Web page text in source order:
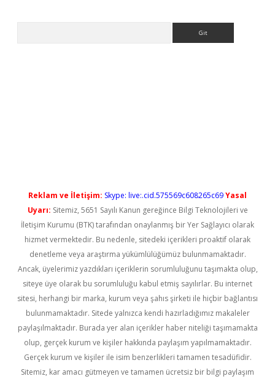
Reklam ve İletişim: Skype: live:.cid.575569c608265c69Yasal
Uyarı: Sitemiz, 5651 Sayılı Kanun gereğince Bilgi Teknolojileri ve
İletişim Kurumu (BTK) tarafından onaylanmış bir Yer Sağlayıcı olarak
hizmet vermektedir. Bu nedenle, sitedeki içerikleri proaktif olarak
denetleme veya araştırma yükümlülüğümüz bulunmamaktadır.
Ancak, üyelerimiz yazdıkları içeriklerin sorumluluğunu taşımakta olup,
siteye üye olarak bu sorumluluğu kabul etmiş sayılırlar. Bu internet
sitesi, herhangi bir marka, kurum veya şahıs şirketi ile hiçbir bağlantısı
bulunmamaktadır. Sitede yalnızca kendi hazırladığımız makaleler
paylaşılmaktadır. Burada yer alan içerikler haber niteliği taşımamakta
olup, gerçek kurum ve kişiler hakkında paylaşım yapılmamaktadır.
Gerçek kurum ve kişiler ile isim benzerlikleri tamamen tesadüfidir.
Sitemiz, kar amacı gütmeyen ve tamamen ücretsiz bir bilgi paylaşım